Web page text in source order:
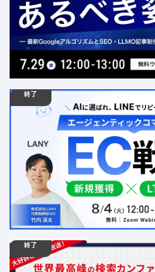
定員数：500名
金額：無料
場所：オンライン
LLMO AI デジタルマーケティング SEO トレ
終了
ウェビナー
【無料ウェビナー】エージェン
EC戦略｜AI検索時代の新規獲得
大化
定員数：500名
金額：無料
場所：オンライン
LLMO AI 店舗ビジネス 共催 デジタルマーケ
終了
ウェビナー
【ウェビナー】AI検索最適化の実